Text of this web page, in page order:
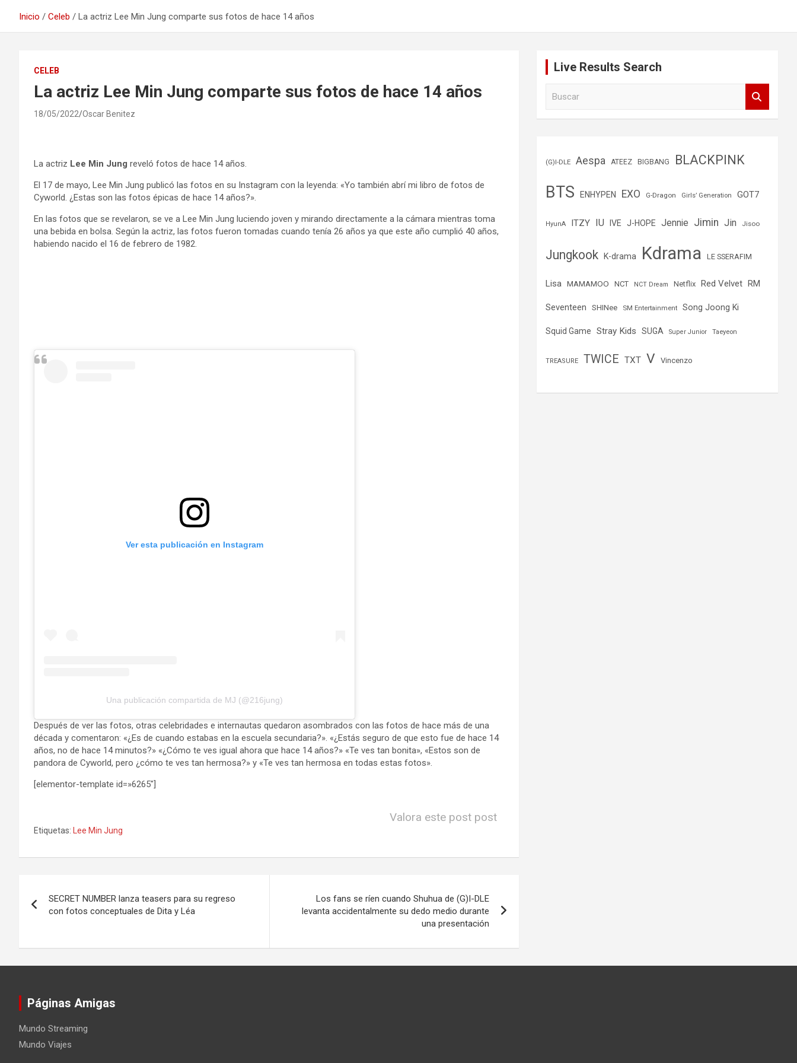
Inicio Celeb La actriz Lee Min Jung comparte sus fotos de hace 14 años
CELEB
La actriz Lee Min Jung comparte sus fotos de hace 14 años
18/05/2022 Oscar Benitez
La actriz Lee Min Jung reveló fotos de hace 14 años.
El 17 de mayo, Lee Min Jung publicó las fotos en su Instagram con la leyenda: «Yo también abrí mi libro de fotos de
Cyworld. ¿Estas son las fotos épicas de hace 14 años?».
En las fotos que se revelaron, se ve a Lee Min Jung luciendo joven y mirando directamente a la cámara mientras toma
una bebida en bolsa. Según la actriz, las fotos fueron tomadas cuando tenía 26 años ya que este año cumplió 40 años,
habiendo nacido el 16 de febrero de 1982.
Ver esta publicación en Instagram
Una publicación compartida de MJ (@216jung)
Después de ver las fotos, otras celebridades e internautas quedaron asombrados con las fotos de hace más de una
década y comentaron: «¿Es de cuando estabas en la escuela secundaria?». «¿Estás seguro de que esto fue de hace 14
años, no de hace 14 minutos?» «¿Cómo te ves igual ahora que hace 14 años?» «Te ves tan bonita», «Estos son de
pandora de Cyworld, pero ¿cómo te ves tan hermosa?» y «Te ves tan hermosa en todas estas fotos».
[elementor-template id=»6265″]
Valora este post post
Etiquetas: Lee Min Jung
de
SECRET NUMBER lanza teasers para su regreso
con fotos conceptuales de Dita y Léa
Los fans se ríen cuando Shuhua de (G)I-DLE
levanta accidentalmente su dedo medio durante
una presentación
Live Results Search
(G)I-DLE Aespa ATEEZ BIGBANG BLACKPINK
BTS ENHYPEN EXO G-Dragon Girls’ Generation GOT7
HyunA ITZY IU IVE J-HOPE Jennie Jimin Jin Jisoo
Jungkook K-drama Kdrama LE SSERAFIM
Lisa MAMAMOO NCT NCT Dream Netflix Red Velvet RM
Seventeen SHINee SM Entertainment Song Joong Ki
Squid Game Stray Kids SUGA Super Junior Taeyeon
TREASURE TWICE TXT V Vincenzo
Páginas Amigas
Mundo Streaming
Mundo Viajes